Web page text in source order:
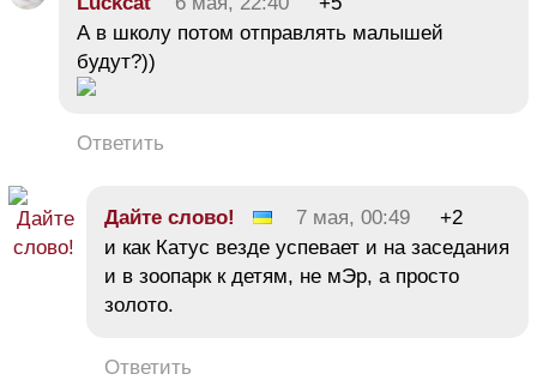
А в школу потом отправлять малышей
будут?))
Ответить
Дайте слово! 7 мая, 00:49
+2
и как Катус везде успевает и на заседания
и в зоопарк к детям, не мЭр, а просто
золото.
Ответить